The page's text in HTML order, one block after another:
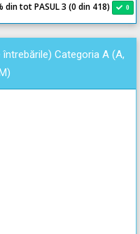
din tot PASUL 3 (0 din 418) 0
Categoria A (A,